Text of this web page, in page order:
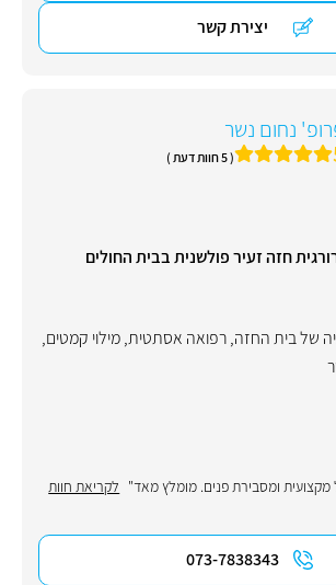
יצירת קשר
נחום נשר
( 5 חוות דעת )
חזה זעיר פולשנית בבית החולים
של בית החזה,רפואה אסתטית,מילוי קמטים,
מקצועית ומסבירת פנים. מומלץ מאד" לקריאת חוות
073-7838343